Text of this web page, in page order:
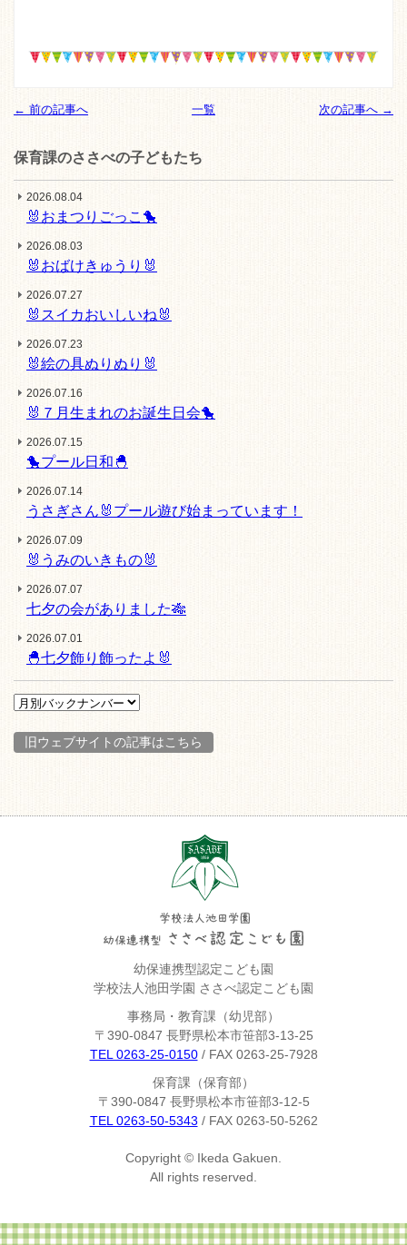
← 前の記事へ 次の記事へ →
一覧
保育課のささべの子どもたち
2026.08.04
🐰おまつりごっこ🐤
2026.08.03
🐰おばけきゅうり🐰
2026.07.27
🐰スイカおいしいね🐰
2026.07.23
🐰絵の具ぬりぬり🐰
2026.07.16
🐰７月生まれのお誕生日会🐤
2026.07.15
🐤プール日和🐣
2026.07.14
うさぎさん🐰プール遊び始まっています！
2026.07.09
🐰うみのいきもの🐰
2026.07.07
七夕の会がありました🎋
2026.07.01
🐣七夕飾り飾ったよ🐰
旧ウェブサイトの記事はこちら
幼保連携型認定こども園
学校法人池田学園 ささべ認定こども園
事務局・教育課（幼児部）
〒390-0847 長野県松本市笹部3-13-25
TEL 0263-25-0150/ FAX 0263-25-7928
保育課（保育部）
〒390-0847 長野県松本市笹部3-12-5
TEL 0263-50-5343 / FAX 0263-50-5262
Copyright © Ikeda Gakuen.
All rights reserved.